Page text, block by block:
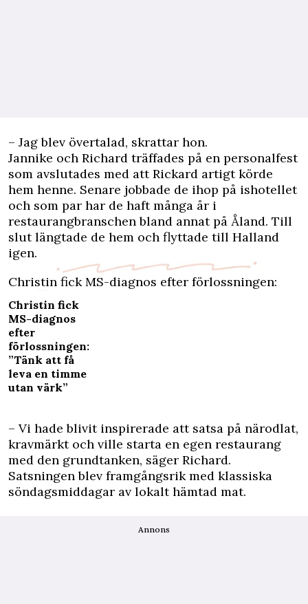
– Jag blev övertalad, skrattar hon.
Jannike och Richard träffades på en personalfest
som avslutades med att Rickard artigt körde
hem henne. Senare jobbade de ihop på ishotellet
och som par har de haft många år i
restaurangbranschen bland annat på Åland. Till
slut längtade de hem och flyttade till Halland
igen.
Christin fick MS-diagnos efter förlossningen:
Christin fick
MS-diagnos
efter
förlossningen:
”Tänk att få
leva en timme
utan värk”
– Vi hade blivit inspirerade att satsa på närodlat,
kravmärkt och ville starta en egen restaurang
med den grundtanken, säger Richard.
Satsningen blev framgångsrik med klassiska
söndagsmiddagar av lokalt hämtad mat.
Annons